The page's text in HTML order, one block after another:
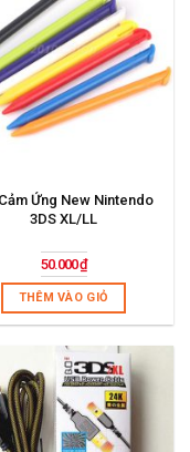
Ứng New Nintendo
3DS XL/LL
50.000₫
THÊM VÀO GIỎ